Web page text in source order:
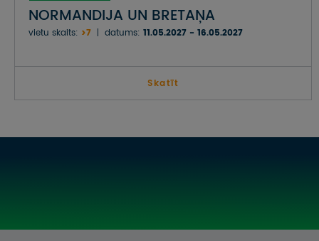
NORMANDIJA UN BRETAŅA
vietu skaits: >7 datums: 11.05.2027 - 16.05.2027
Skatīt